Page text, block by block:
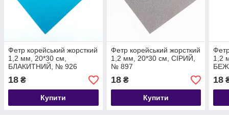
Фетр корейський жорсткий
1,2 мм, 20*30 см,
БЛАКИТНИЙ, № 926
18 ₴
Купити
Фетр корейський жорсткий
1,2 мм, 20*30 см, СІРИЙ,
№ 897
18₴
Купити
1,2
18